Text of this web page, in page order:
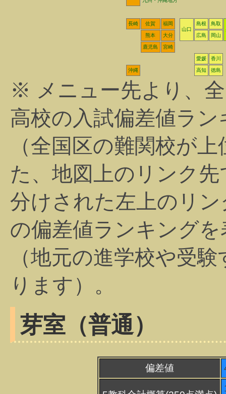
長崎 佐賀
福岡
山口
島根
鳥取
熊本
大分 広島 岡山
鹿児島 宮崎
愛媛 香川
沖縄 高知 徳島
※ メニュー先より、
高校の入試偏差値ラ
（全国区の難関校が
た、地図上のリンク
分けされた左上のリ
の偏差値ランキング
（地元の進学校や受
ります）。
芽室（普通）
偏差値